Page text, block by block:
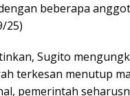
beberapa
25)
Sugito
terkesan menutup
pemerintah